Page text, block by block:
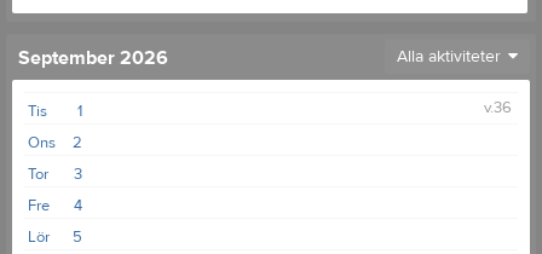
September 2026 Alla aktiviteter
1
Tis
v.36
2
Ons
3
Tor
4
Fre
5
Lör